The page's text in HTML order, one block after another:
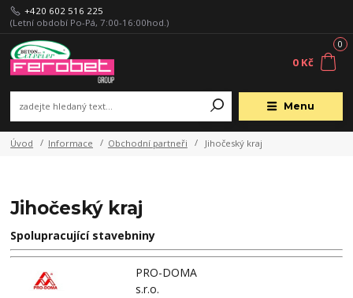
Menu
+420 602 516 225
(Letní období Po-Pá, 7:00-16:00hod.)
0
0 Kč
Úvod Informace Obchodní partneři Jihočeský kraj
Jihočeský kraj
Spolupracující stavebniny
PRO-DOMA
s.r.o.